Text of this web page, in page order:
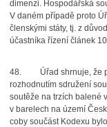
dimenzi. Hospodářská
V daném případě proto
členskými státy, tj. z
účastníka řízení článek
48.
Úřad shrnuje, že
rozhodnutím sdružení
soutěže na trzích balené
v barelech na území
coby součást Kodexu